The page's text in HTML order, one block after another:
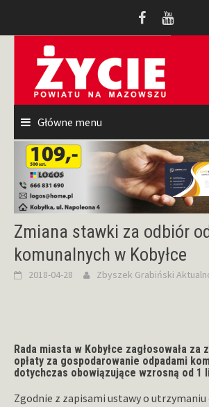
Główne menu
Zmiana stawki za odbiór
komunalnych w Kobyłce
2018-04-28 Zbyszek Grabiński
Rada miasta w Kobyłce zagłosowała za
opłaty za gospodarowanie odpadami
dotychczas obowiązujące wzrosną od 1
Zgodnie z zapisami ustawy o utrzymaniu